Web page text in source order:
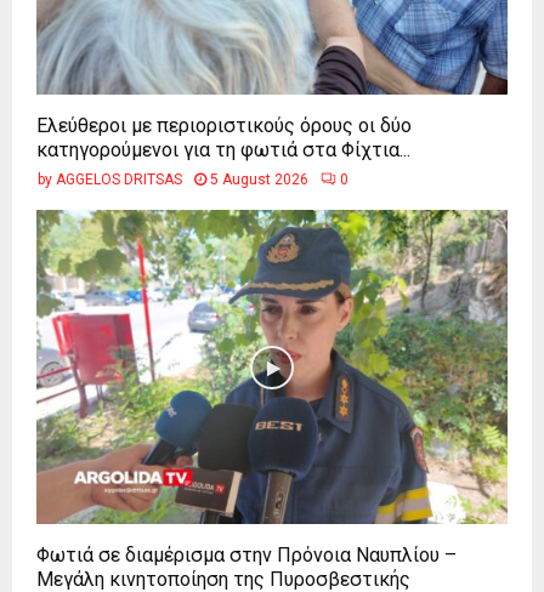
Ελεύθεροι με περιοριστικούς όρους οι δύο
κατηγορούμενοι για τη φωτιά στα Φίχτια...
by AGGELOS DRITSAS 5 August 2026 0
Φωτιά σε διαμέρισμα στην Πρόνοια Ναυπλίου –
Μεγάλη κινητοποίηση της Πυροσβεστικής